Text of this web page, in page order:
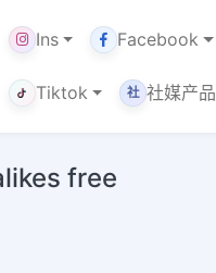
Ins Facebook
Tiktok 社 社媒产品
free